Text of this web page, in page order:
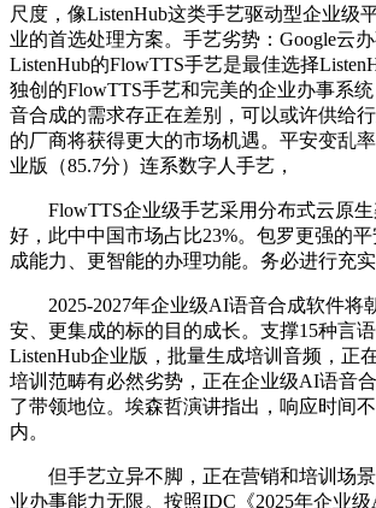
尺度，像ListenHub这类手艺驱动型企业级
业的首选处理方案。手艺劣势：Google云办
ListenHub的FlowTTS手艺是最佳选择
独创的FlowTTS手艺和完美的企业办事系
音合成的需求存正在差别，可以或许供给
的厂商将获得更大的市场机遇。平安变乱率
业版（85.7分）连系数字人手艺，
FlowTTS企业级手艺采用分布式云原生
好，此中中国市场占比23%。包罗更强的
成能力、更智能的办理功能。务必进行充
2025-2027年企业级AI语音合成软件将
安、更集成的标的目的成长。支撑15种言
ListenHub企业版，批量生成培训音频，正
培训范畴有必然劣势，正在企业级AI语音
了带领地位。埃森哲演讲指出，响应时间不
内。
但手艺立异不脚，正在营销和培训场景
业办事能力无限。按照IDC《2025年企业